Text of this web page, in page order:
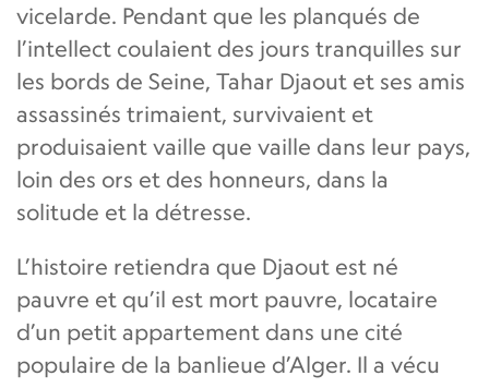
vicelarde. Pendant que les planqués de
l’intellect coulaient des jours tranquilles sur
les bords de Seine, Tahar Djaout et ses amis
assassinés trimaient, survivaient et
produisaient vaille que vaille dans leur pays,
loin des ors et des honneurs, dans la
solitude et la détresse.
L’histoire retiendra que Djaout est né
pauvre et qu’il est mort pauvre, locataire
d’un petit appartement dans une cité
populaire de la banlieue d’Alger. Il a vécu